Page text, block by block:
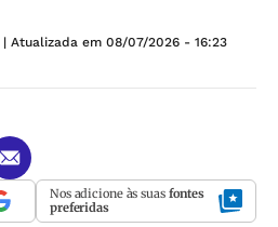
| Atualizada em 08/07/2026 - 16:23
Nos adicione às suas fontes
preferidas